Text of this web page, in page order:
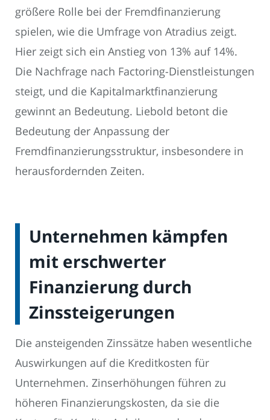
größere Rolle bei der Fremdfinanzierung
spielen, wie die Umfrage von Atradius zeigt.
Hier zeigt sich ein Anstieg von 13% auf 14%.
Die Nachfrage nach Factoring-Dienstleistungen
steigt, und die Kapitalmarktfinanzierung
gewinnt an Bedeutung. Liebold betont die
Bedeutung der Anpassung der
Fremdfinanzierungsstruktur, insbesondere in
herausfordernden Zeiten.
Unternehmen kämpfen
mit erschwerter
Finanzierung durch
Zinssteigerungen
Die ansteigenden Zinssätze haben wesentliche
Auswirkungen auf die Kreditkosten für
Unternehmen. Zinserhöhungen führen zu
höheren Finanzierungskosten, da sie die